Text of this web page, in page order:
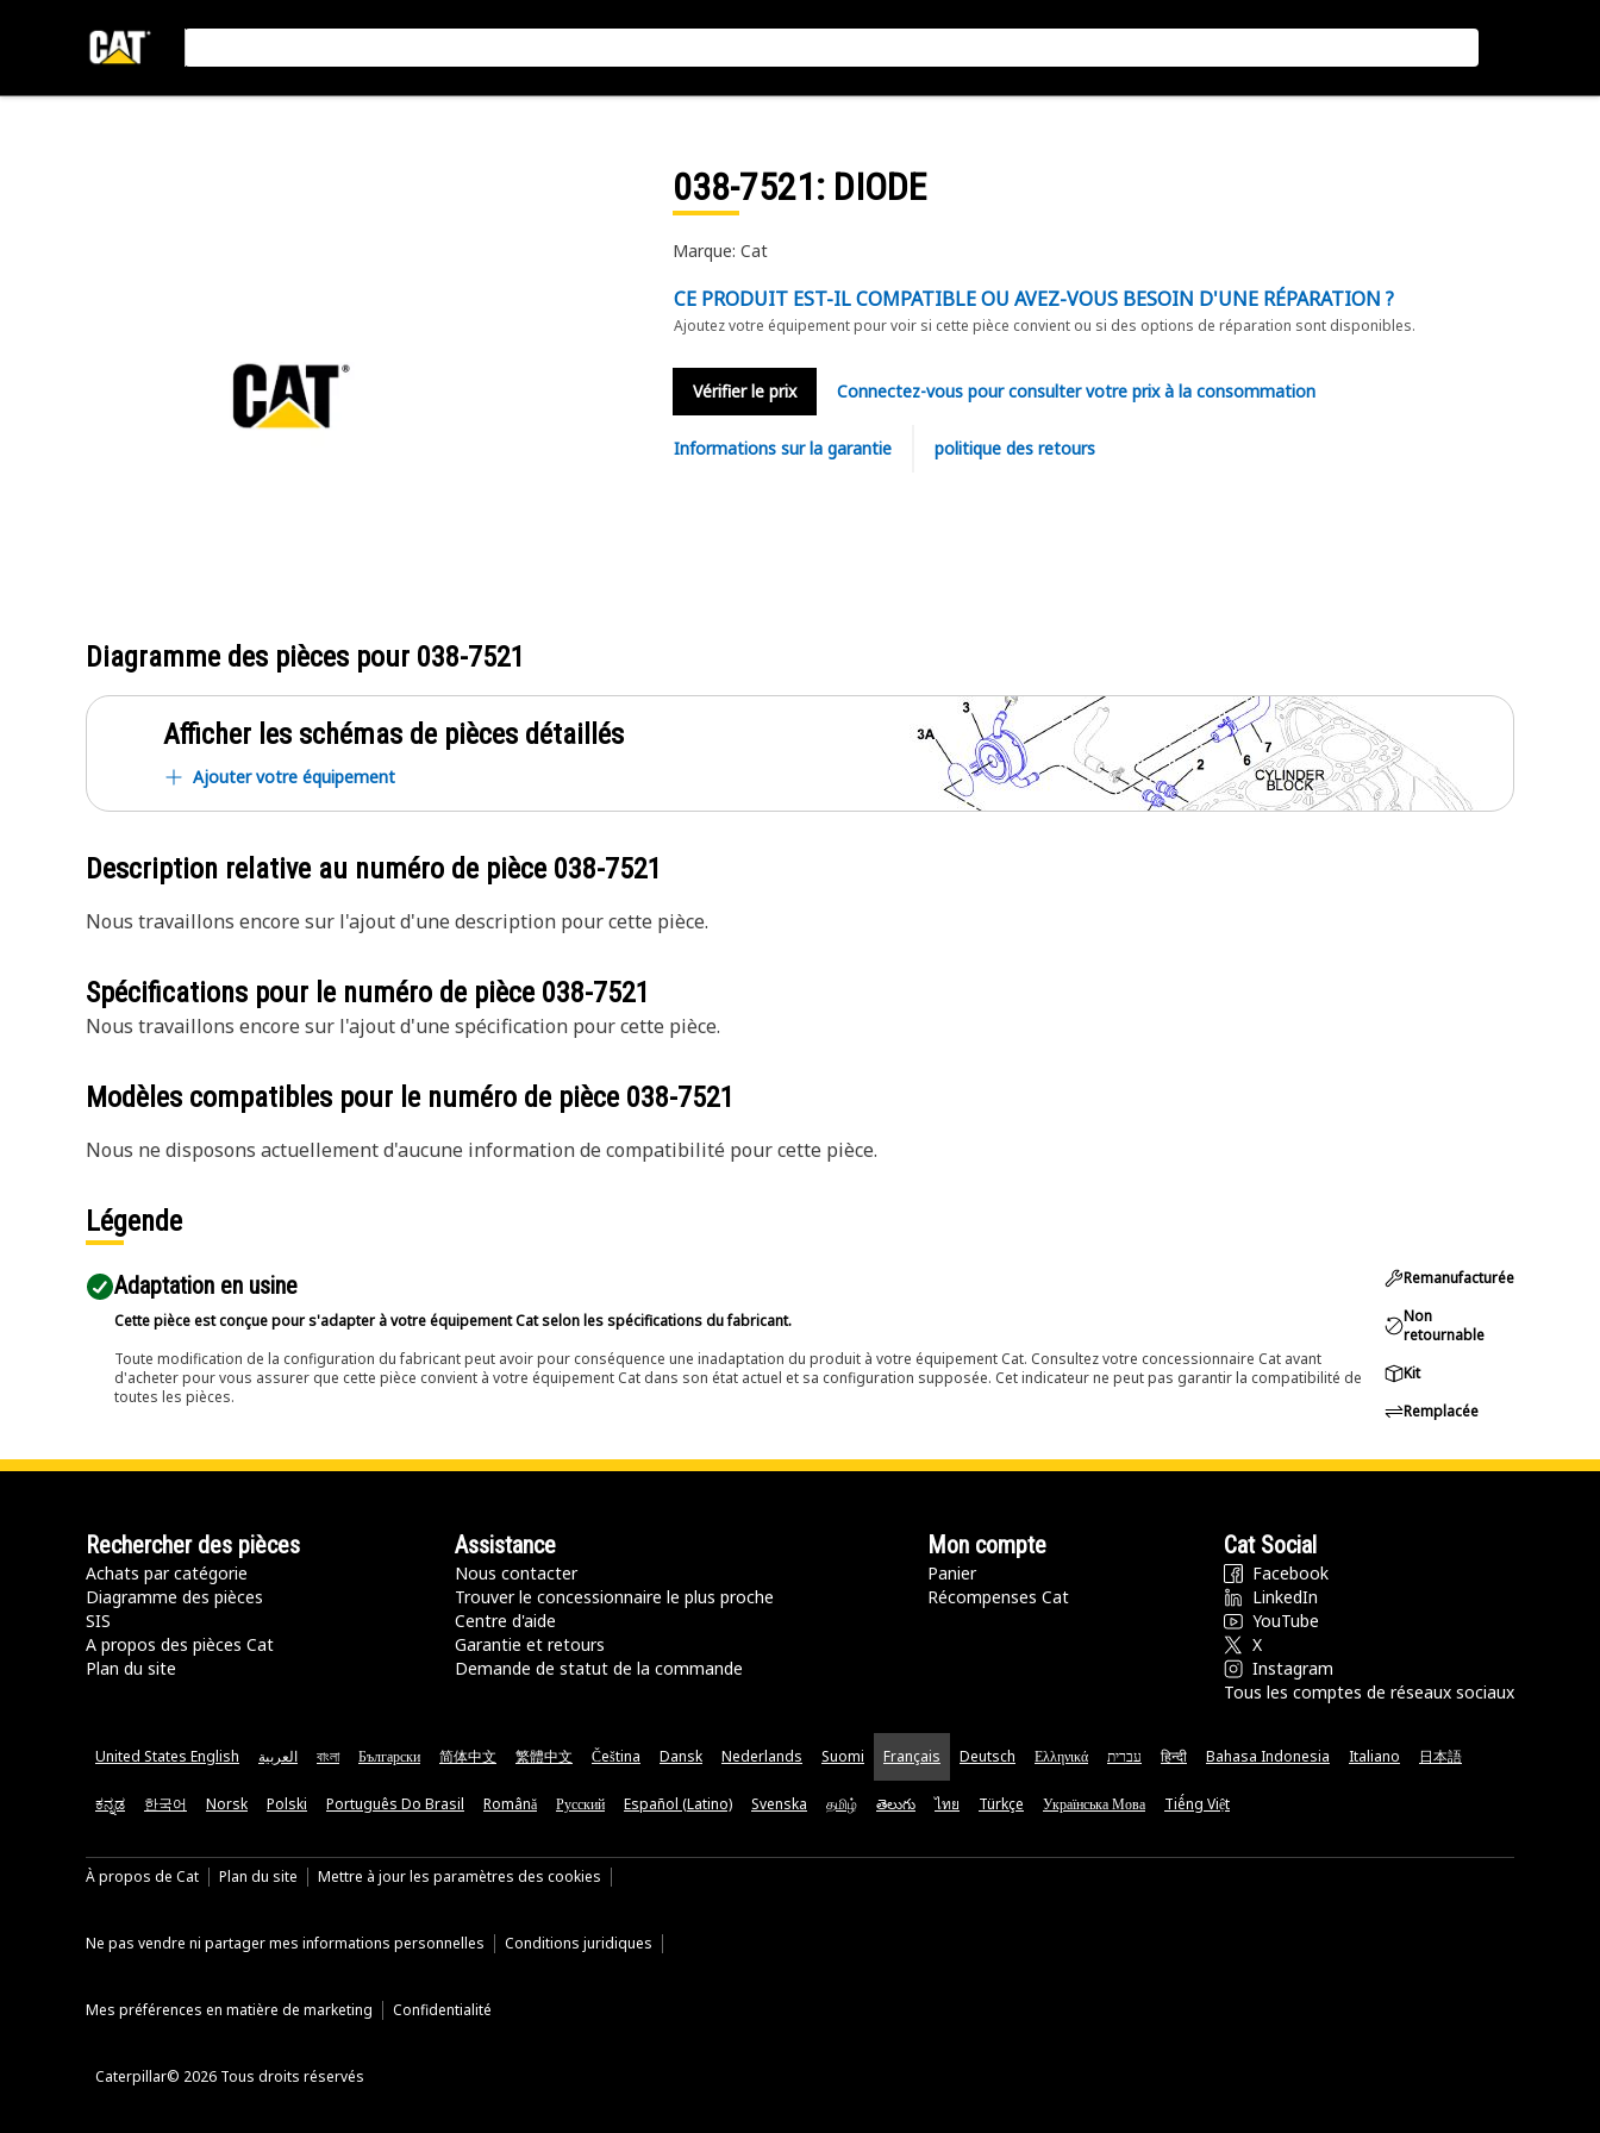
038-7521: DIODE
Marque: Cat
CE PRODUIT EST-IL COMPATIBLE OU AVEZ-VOUS BESOIN D'UNE RÉPARATION ?
Ajoutez votre équipement pour voir si cette pièce convient ou si des options de réparation sont disponibles.
Vérifier le prix Connectez-vous pour consulter votre prix à la consommation
Informations sur la garantie politique des retours
Diagramme des pièces pour 038-7521
Afficher les schémas de pièces détaillés
Ajouter votre équipement
Description relative au numéro de pièce 038-7521
Nous travaillons encore sur l'ajout d'une description pour cette pièce.
Spécifications pour le numéro de pièce 038-7521
Nous travaillons encore sur l'ajout d'une spécification pour cette pièce.
Modèles compatibles pour le numéro de pièce 038-7521
Nous ne disposons actuellement d'aucune information de compatibilité pour cette pièce.
Légende
Adaptation en usine
Cette pièce est conçue pour s'adapter à votre équipement Cat selon les spécifications du fabricant.
Toute modification de la configuration du fabricant peut avoir pour conséquence une inadaptation du produit à votre équipement Cat. Consultez votre concessionnaire Cat avant
d'acheter pour vous assurer que cette pièce convient à votre équipement Cat dans son état actuel et sa configuration supposée. Cet indicateur ne peut pas garantir la compatibilité de
toutes les pièces.
Remanufacturée
Non
retournable
Kit
Remplacée
Rechercher des pièces
Achats par catégorie
Diagramme des pièces
SIS
A propos des pièces Cat
Plan du site
Assistance
Nous contacter
Trouver le concessionnaire le plus proche
Centre d'aide
Garantie et retours
Demande de statut de la commande
Mon compte
Panier
Récompenses Cat
Cat Social
Facebook
LinkedIn
YouTube
X
Instagram
Tous les comptes de réseaux sociaux
United States English العربية বাংলা Български 简体中文 繁體中文 Čeština Dansk Nederlands Suomi Français Deutsch Ελληνικά עברית हिन्दी Bahasa Indonesia Italiano 日本語
ಕನ್ನಡ 한국어 Norsk Polski Português Do Brasil Română Русский Español (Latino) Svenska தமிழ் తెలుగు ไทย Türkçe Українська Мова Tiếng Việt
À propos de Cat Plan du site Mettre à jour les paramètres des cookies
Ne pas vendre ni partager mes informations personnelles Conditions juridiques
Mes préférences en matière de marketing Confidentialité
Caterpillar© 2026 Tous droits réservés